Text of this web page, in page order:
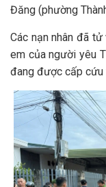
Đăng (phường
Các nạn nhân đã
em của người yêu
đang được cấp cứu